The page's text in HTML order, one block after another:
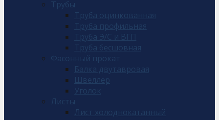
Трубы
Труба оцинкованная
Труба профильная
Труба Э/С и ВГП
Труба бесшовная
Фасонный прокат
Балка двутавровая
Швеллер
Уголок
Листы
Лист холоднокатанный